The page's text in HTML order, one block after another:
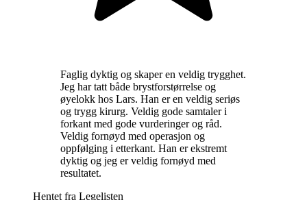
Faglig dyktig og skaper en veldig trygghet.
Jeg har tatt både brystforstørrelse og
øyelokk hos Lars. Han er en veldig seriøs
og trygg kirurg. Veldig gode samtaler i
forkant med gode vurderinger og råd.
Veldig fornøyd med operasjon og
oppfølging i etterkant. Han er ekstremt
dyktig og jeg er veldig fornøyd med
resultatet.
Hentet fra Legelisten